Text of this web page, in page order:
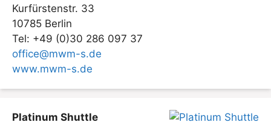
Kurfürstenstr. 33
10785 Berlin
Tel: +49 (0)30 286 097 37
office@mwm-s.de
www.mwm-s.de
Platinum Shuttle